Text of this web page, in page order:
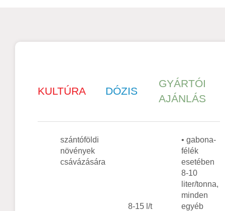
KULTÚRA DÓZIS
GYÁRTÓI
AJÁNLÁS
szántóföldi
növények
csávázására
8-15 l/t
• gabona-
félék
esetében
8-10
liter/tonna,
minden
egyéb